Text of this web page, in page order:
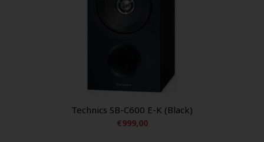
Technics SB-C600 E-K (Black)
€999,00